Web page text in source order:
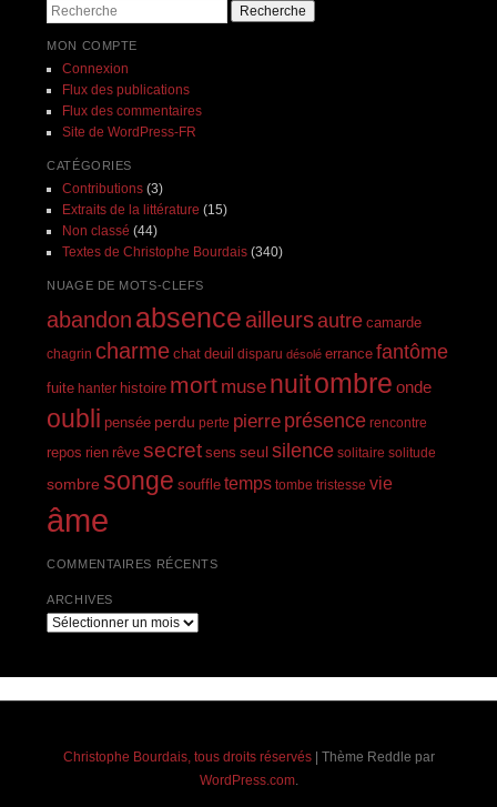
Recherche
MON COMPTE
Connexion
Flux des publications
Flux des commentaires
Site de WordPress-FR
CATÉGORIES
Contributions(3)
Extraits de la littérature (15)
Non classé (44)
Textes de Christophe Bourdais(340)
NUAGE DE MOTS-CLEFS
abandon absence ailleursautre camarde
chagrin charme chat deuil disparu désolé errance fantôme
fuite hanter histoire mort muse nuitombre onde
oubli pensée perdu perte pierre présence rencontre
repos rien rêve secret sens seul silence solitaire solitude
sombre songe souffle temps tombe tristesse vie
âme
COMMENTAIRES RÉCENTS
ARCHIVES
Archives
Christophe Bourdais, tous droits réservés
Thème Reddle par
WordPress.com.